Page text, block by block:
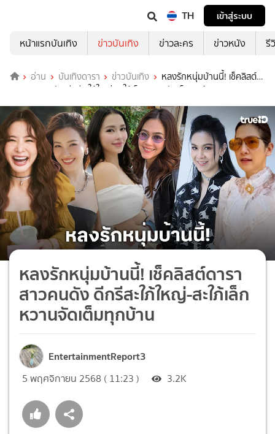
TH
เข้าสู่ระบบ
หน้าแรกบันเทิง
ข่าวบันเทิง ข่าวละคร ข่าวหนัง รี
อ่าน บันเทิงดารา ข่าวบันเทิง
หลงรักหนุ่มบ้านนี้! เช็คลิสต์
ดาราสาวคนดัง ดีกรีสะใภ้ใหญ่-สะใภ้เล็ก หวานจัดเต็มทุกบ้าน
หลงรักหนุ่มบ้านนี้! เช็คลิสต์ดารา
สาวคนดัง ดีกรีสะใภ้ใหญ่-สะใภ้เล็ก
หวานจัดเต็มทุกบ้าน
EntertainmentReport3
5 พฤศจิกายน 2568 ( 11:23 ) 3.2K